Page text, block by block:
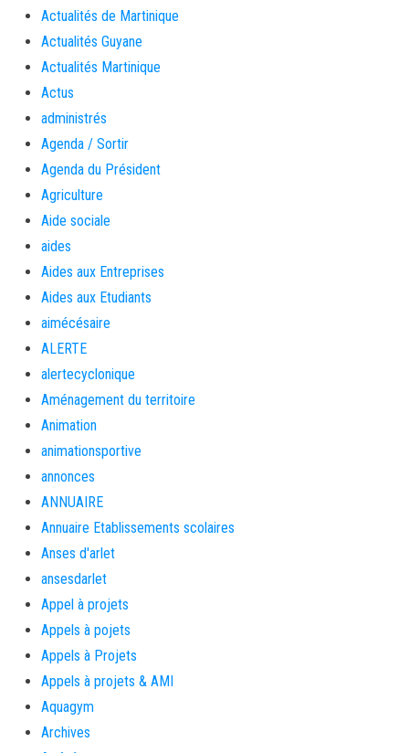
Actualités de Martinique
Actualités Guyane
Actualités Martinique
Actus
administrés
Agenda / Sortir
Agenda du Président
Agriculture
Aide sociale
aides
Aides aux Entreprises
Aides aux Etudiants
aimécésaire
ALERTE
alertecyclonique
Aménagement du territoire
Animation
animationsportive
annonces
ANNUAIRE
Annuaire Etablissements scolaires
Anses d'arlet
ansesdarlet
Appel à projets
Appels à pojets
Appels à Projets
Appels à projets & AMI
Aquagym
Archives